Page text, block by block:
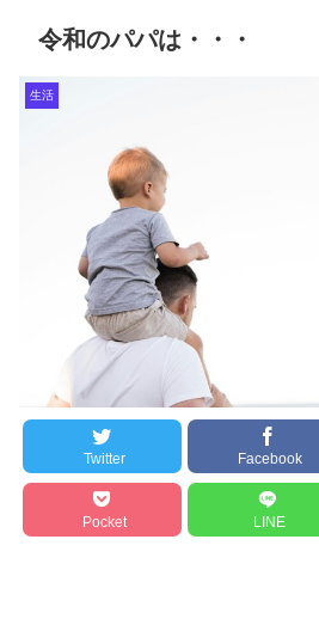
令和のパパは・・・
生活
Twitter Facebook
Pocket LINE